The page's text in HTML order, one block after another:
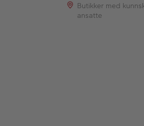
Butikker med
ansatte